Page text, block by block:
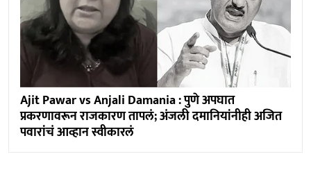
Ajit Pawar vs Anjali Damania : पुणे अपघात
प्रकरणावरून राजकारण तापलं; अंजली दमानियांनीही अजित
पवारांचं आव्हान स्वीकारलं